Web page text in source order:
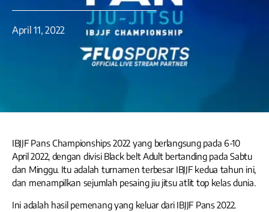
April 11, 2022
IBJJF Pans Championships 2022 yang berlangsung pada 6-10
April 2022, dengan divisi Black belt Adult bertanding pada Sabtu
dan Minggu. Itu adalah turnamen terbesar IBJJF kedua tahun ini,
dan menampilkan sejumlah pesaing jiu jitsu atlit top kelas dunia.
Ini adalah hasil pemenang yang keluar dari IBJJF Pans 2022.